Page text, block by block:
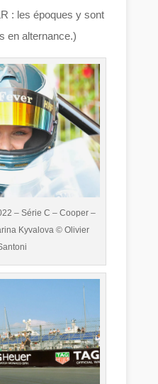
: les époques y sont
en alternance.)
– Série C – Cooper –
Kyvalova © Olivier